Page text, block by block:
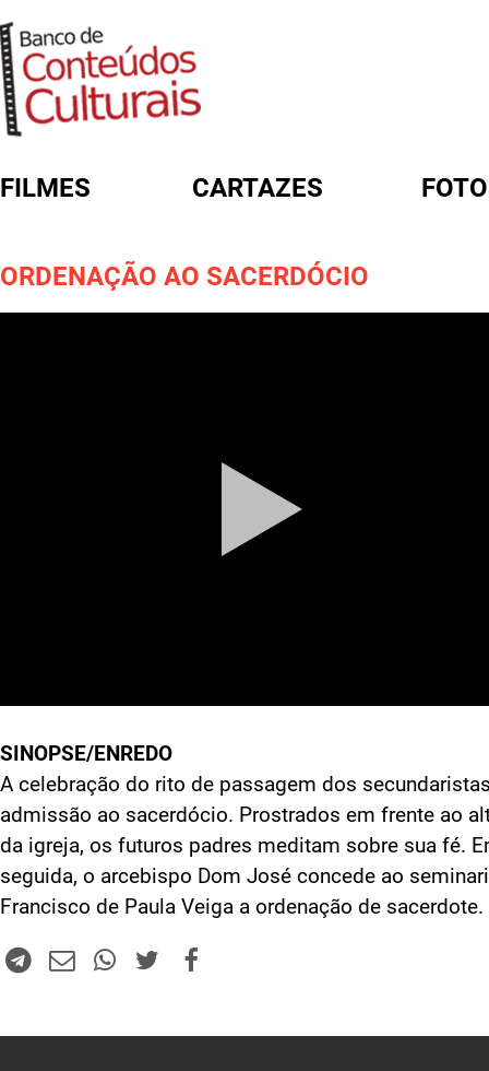
FILMES CARTAZES
ORDENAÇÃO AO SACERDÓCIO
SINOPSE/ENREDO
A celebração do rito de passagem dos
admissão ao sacerdócio. Prostrados em frente ao
da igreja, os futuros padres meditam sobre sua fé.
seguida, o arcebispo Dom José concede ao
Francisco de Paula Veiga a ordenação de sacerdote.
FORMULÁRIO DE BUSCA